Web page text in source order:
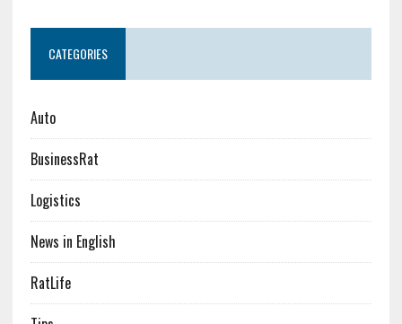
CATEGORIES
Auto
BusinessRat
Logistics
News in English
RatLife